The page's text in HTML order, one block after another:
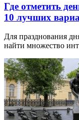
Где отметить
10 лучших
Для празднования
найти множество